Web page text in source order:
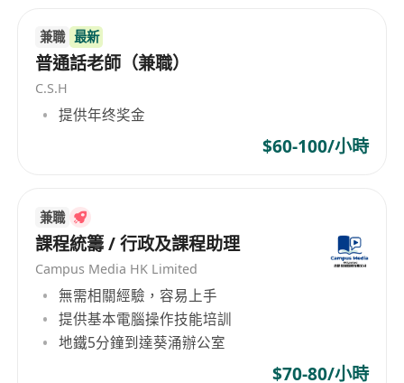
兼職 最新
普通話老師（兼職）
C.S.H
提供年终奖金
$60-100/小時
兼職
課程統籌 / 行政及課程助理
Campus Media HK Limited
無需相關經驗，容易上手
提供基本電腦操作技能培訓
地鐵5分鐘到達葵涌辦公室
$70-80/小時